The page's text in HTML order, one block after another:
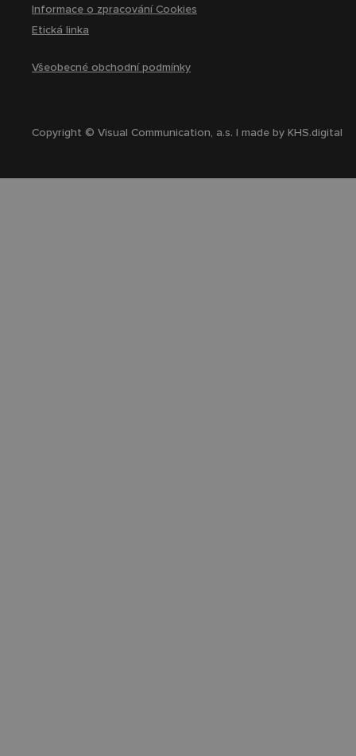
Informace o zpracování Cookies
Etická linka
Všeobecné obchodní podmínky
Copyright © Visual Communication, a.s. | made byKHS.digital